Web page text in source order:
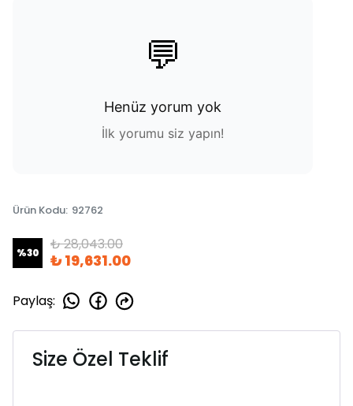
💬
Henüz yorum yok
İlk yorumu siz yapın!
Ürün Kodu: 92762
%30 ₺ 28,043.00
₺ 19,631.00
Paylaş:
Size Özel Teklif